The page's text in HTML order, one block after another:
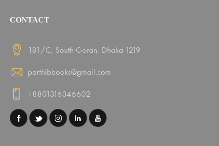
CONTACT
181/C, South Goran, Dhaka 1219
parthibbooks@gmail.com
+8801316346602